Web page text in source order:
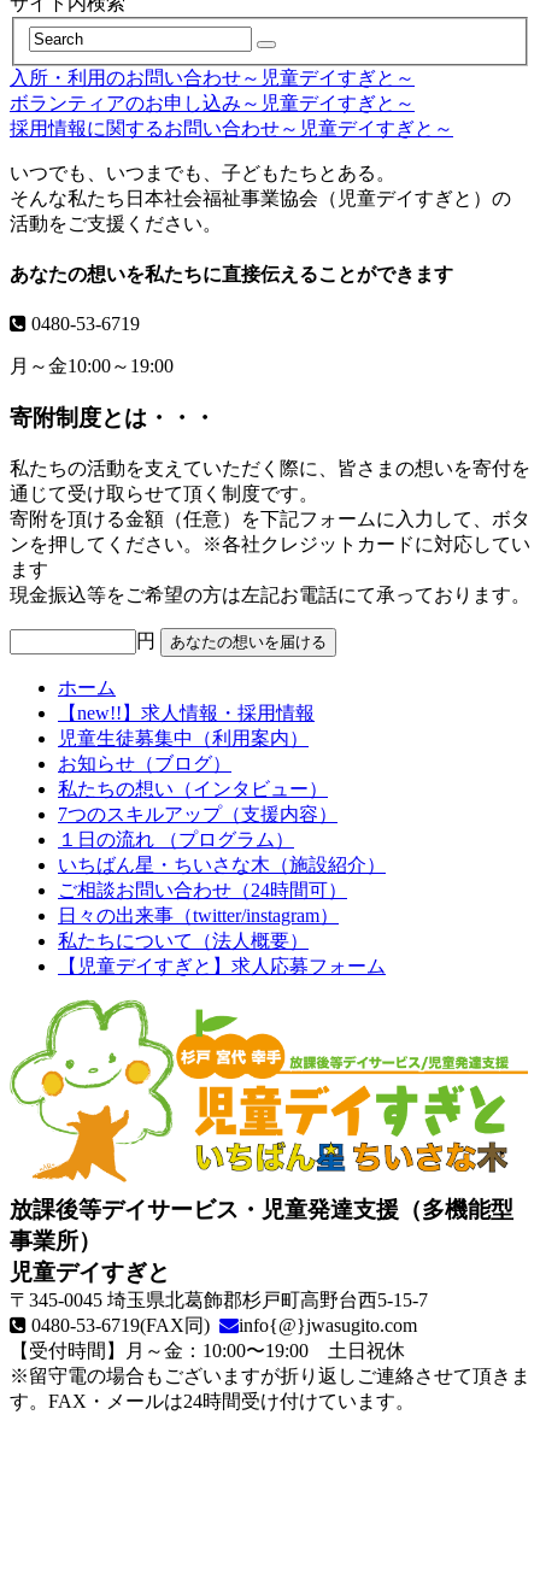
入所・利用のお問い合わせ～児童デイすぎと～
ボランティアのお申し込み～児童デイすぎと～
採用情報に関するお問い合わせ～児童デイすぎと～
いつでも、いつまでも、子どもたちとある。
そんな私たち日本社会福祉事業協会（児童デイすぎと）の
活動をご支援ください。
あなたの想いを私たちに直接伝えることができます
0480-53-6719
月～金10:00～19:00
寄附制度とは・・・
私たちの活動を支えていただく際に、皆さまの想いを寄付を
通じて受け取らせて頂く制度です。
寄附を頂ける金額（任意）を下記フォームに入力して、ボタ
ンを押してください。※各社クレジットカードに対応してい
ます
現金振込等をご希望の方は左記お電話にて承っております。
円
ホーム
【new!!】求人情報・採用情報
児童生徒募集中（利用案内）
お知らせ（ブログ）
私たちの想い（インタビュー）
7つのスキルアップ（支援内容）
１日の流れ （プログラム）
いちばん星・ちいさな木（施設紹介）
ご相談お問い合わせ（24時間可）
日々の出来事（twitter/instagram）
私たちについて（法人概要）
【児童デイすぎと】求人応募フォーム
放課後等デイサービス・児童発達支援（多機能型
事業所）
児童デイすぎと
〒345-0045 埼玉県北葛飾郡杉戸町高野台西5-15-7
0480-53-6719(FAX同)
info{@}jwasugito.com
【受付時間】月～金：10:00〜19:00 土日祝休
※留守電の場合もございますが折り返しご連絡させて頂きま
す。FAX・メールは24時間受け付けています。